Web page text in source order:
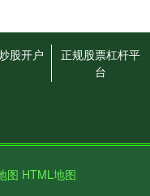
股开户
正规股票杠杆平
台
图 HTML地图